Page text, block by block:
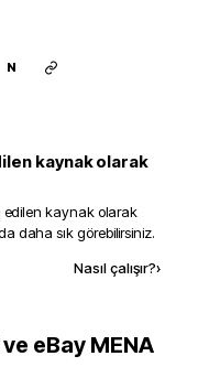
N
kaynak olarak
edilen kaynak olarak
daha sık görebilirsiniz.
Nasıl çalışır?›